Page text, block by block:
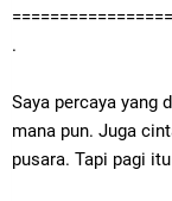
.
Saya percaya yang
mana pun. Juga
pusara. Tapi pagi